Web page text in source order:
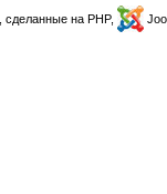
, сделанные на PHP,